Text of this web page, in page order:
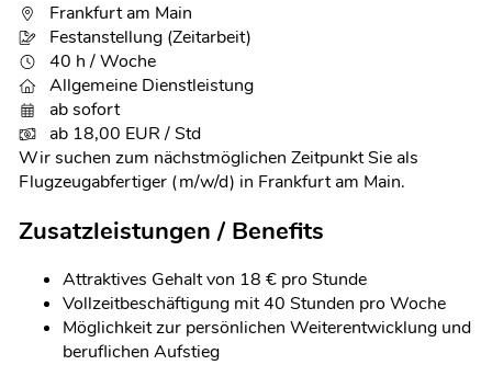
Frankfurt am Main
Festanstellung (Zeitarbeit)
40 h / Woche
Allgemeine Dienstleistung
ab sofort
ab 18,00 EUR / Std
Wir suchen zum nächstmöglichen Zeitpunkt Sie als
Flugzeugabfertiger (m/w/d) in Frankfurt am Main.
Zusatzleistungen / Benefits
Attraktives Gehalt von 18 € pro Stunde
Vollzeitbeschäftigung mit 40 Stunden pro Woche
Möglichkeit zur persönlichen Weiterentwicklung und
beruflichen Aufstieg